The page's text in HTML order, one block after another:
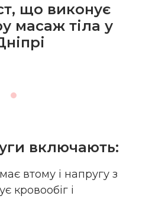
що виконує
масаж тіла у
включають:
втому і напругу з
кровообіг і